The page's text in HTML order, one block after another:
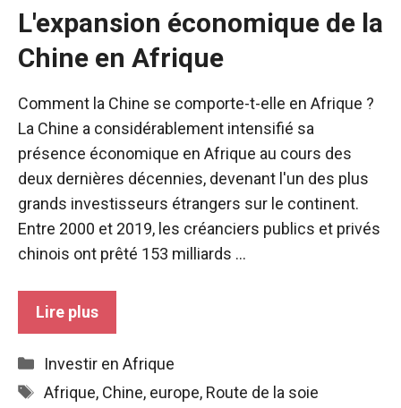
L'expansion économique de la
Chine en Afrique
Comment la Chine se comporte-t-elle en Afrique ?
La Chine a considérablement intensifié sa
présence économique en Afrique au cours des
deux dernières décennies, devenant l'un des plus
grands investisseurs étrangers sur le continent.
Entre 2000 et 2019, les créanciers publics et privés
chinois ont prêté 153 milliards ...
Lire plus
Catégories
Investir en Afrique
Étiquettes
Afrique, Chine, europe, Route de la soie
Nécessaire
Ces cookies ne
facultatifs. Ils
sont
nécessaires au
du site web.
Statistiques
d'améliorer la
et la structure